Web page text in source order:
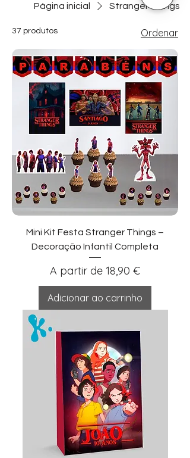
Página inicial Stranger Things
37 produtos Ordenar
Mini Kit Festa Stranger Things –
Decoração Infantil Completa
A partir de 18,90 €
Preço promocional
Adicionar ao carrinho